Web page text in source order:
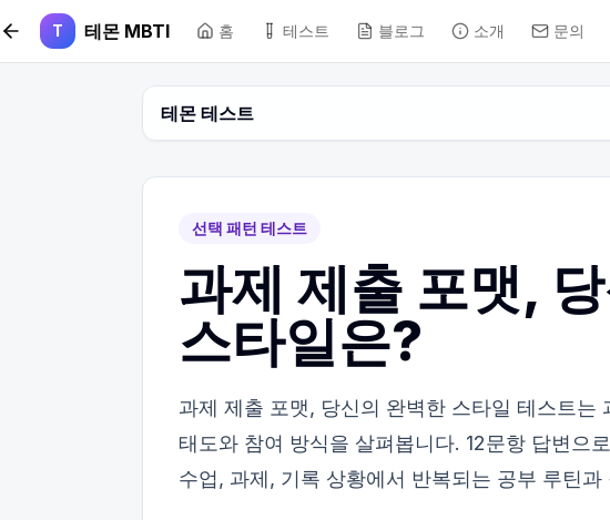
본문 바로가기
T 테몬 MBTI 홈 테스트 블로그 소개 문의
테몬 테스트
선택 패턴 테스트
과제 제출 포맷,
스타일은?
과제 제출 포맷, 당신의 완벽한 스타일 테스트는
태도와 참여 방식을 살펴봅니다. 12문항 답변으
수업, 과제, 기록 상황에서 반복되는 공부 루틴